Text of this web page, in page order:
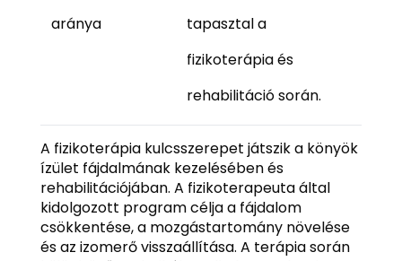
aránya
tapasztal a
fizikoterápia és
rehabilitáció során.
A fizikoterápia kulcsszerepet játszik a könyök
ízület fájdalmának kezelésében és
rehabilitációjában. A fizikoterapeuta által
kidolgozott program célja a fájdalom
csökkentése, a mozgástartomány növelése
és az izomerő visszaállítása. A terápia során